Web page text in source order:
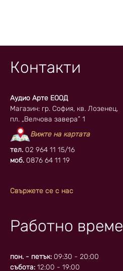
Контакти
Аудио Арте ЕООД
Магазин: гр. София, кв. Лозенец,
пл. „Велчова завера” 1
Вижте на картата
тел. 02 964 11 15/16
моб. 0876 64 11 19
Свържете се с нас
Работно време
пон. - петък: 09:30 - 20:00
събота: 12:00 - 19:00